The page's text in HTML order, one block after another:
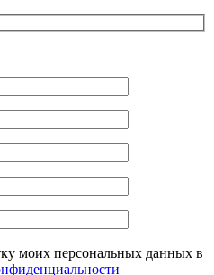
моих персональных данных в